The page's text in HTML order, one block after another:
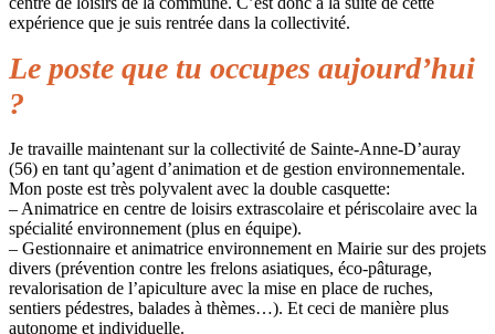
expérience que je suis rentrée dans la collectivité.
Le poste que tu occupes aujourd’hui
?
Je travaille maintenant sur la collectivité de Sainte-Anne-D’auray
(56) en tant qu’agent d’animation et de gestion environnementale.
Mon poste est très polyvalent avec la double casquette:
– Animatrice en centre de loisirs extrascolaire et périscolaire avec la
spécialité environnement (plus en équipe).
– Gestionnaire et animatrice environnement en Mairie sur des projets
divers (prévention contre les frelons asiatiques, éco-pâturage,
revalorisation de l’apiculture avec la mise en place de ruches,
sentiers pédestres, balades à thèmes…). Et ceci de manière plus
autonome et individuelle.